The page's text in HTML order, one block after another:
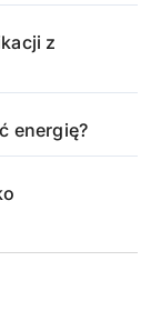
z
energię?